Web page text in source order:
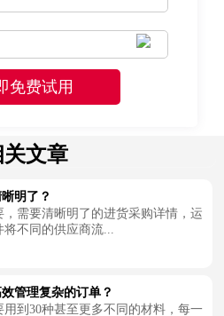
关文章
明了？
需要清晰明了的进货采购详情，运
不同的供应商流...
管理复杂的订单？
到30种甚至更多不同的材料，每一